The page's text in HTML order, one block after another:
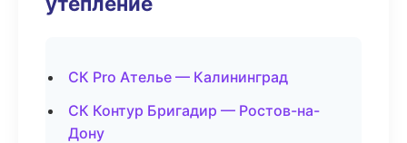
СК Pro Ателье — Калининград
СК Контур Бригадир — Ростов-на-
Дону